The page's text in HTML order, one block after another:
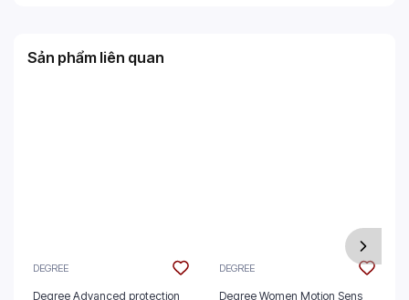
Sản phẩm liên quan
DEGREE
Degree Advanced protection
DEGREE
Degree Women Motion Sens